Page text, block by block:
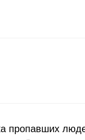
пропавших